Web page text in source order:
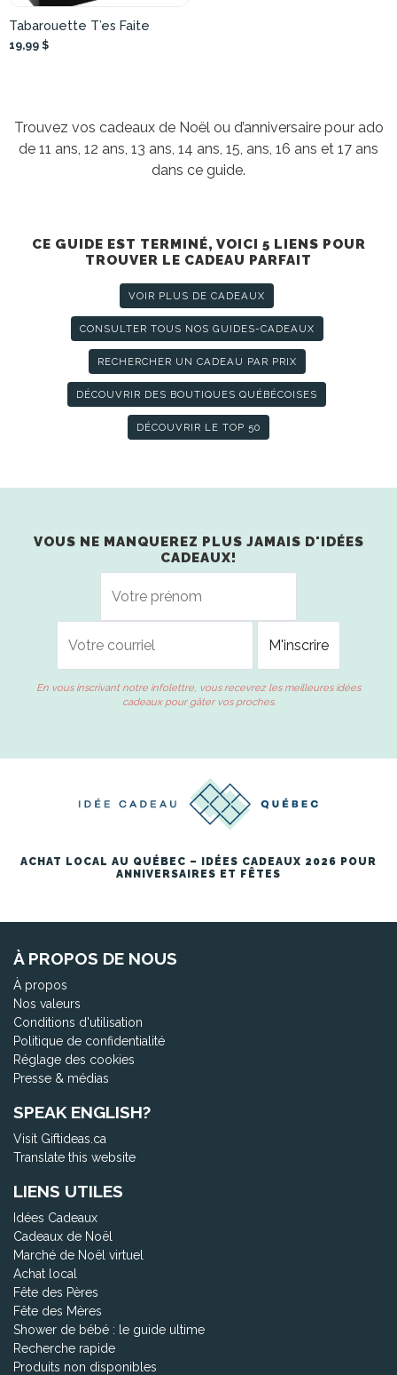
Tabarouette T’es Faite
19,99 $
Trouvez vos cadeaux de Noël ou d’anniversaire pour ado
de 11 ans, 12 ans, 13 ans, 14 ans, 15, ans, 16 ans et 17 ans
dans ce guide.
CE GUIDE EST TERMINÉ, VOICI 5 LIENS POUR
TROUVER LE CADEAU PARFAIT
VOIR PLUS DE CADEAUX
CONSULTER TOUS NOS GUIDES-CADEAUX
RECHERCHER UN CADEAU PAR PRIX
DÉCOUVRIR DES BOUTIQUES QUÉBÉCOISES
DÉCOUVRIR LE TOP 50
VOUS NE MANQUEREZ PLUS JAMAIS D'IDÉES
CADEAUX!
En vous inscrivant notre infolettre, vous recevrez les meilleures idées
cadeaux pour gâter vos proches.
ACHAT LOCAL AU QUÉBEC – IDÉES CADEAUX 2026 POUR
ANNIVERSAIRES ET FÊTES
À PROPOS DE NOUS
À propos
Nos valeurs
Conditions d'utilisation
Politique de confidentialité
Réglage des cookies
Presse & médias
SPEAK ENGLISH?
Visit Giftideas.ca
Translate this website
LIENS UTILES
Idées Cadeaux
Cadeaux de Noël
Marché de Noël virtuel
Achat local
Fête des Pères
Fête des Mères
Shower de bébé : le guide ultime
Recherche rapide
Produits non disponibles